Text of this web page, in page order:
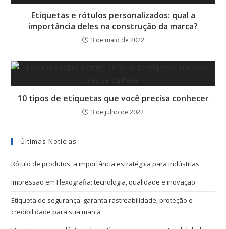
Etiquetas e rótulos personalizados: qual a
importância deles na construção da marca?
3 de maio de 2022
10 tipos de etiquetas que você precisa conhecer
3 de julho de 2022
Últimas Notícias
Rótulo de produtos: a importância estratégica para indústrias
Impressão em Flexografia: tecnologia, qualidade e inovação
Etiqueta de segurança: garanta rastreabilidade, proteção e
credibilidade para sua marca